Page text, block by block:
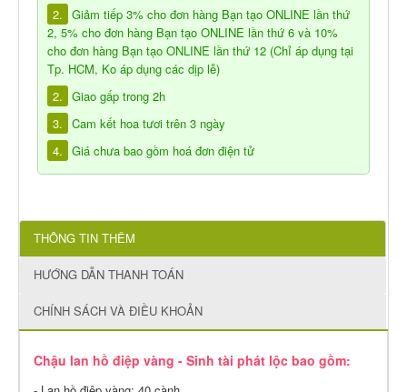
2. Giảm tiếp 3% cho đơn hàng Bạn tạo ONLINE lần thứ
2, 5% cho đơn hàng Bạn tạo ONLINE lần thứ 6 và 10%
cho đơn hàng Bạn tạo ONLINE lần thứ 12 (Chỉ áp dụng tại
Tp. HCM, Ko áp dụng các dịp lễ)
2. Giao gấp trong 2h
3. Cam kết hoa tươi trên 3 ngày
4. Giá chưa bao gồm hoá đơn điện tử
THÔNG TIN THÊM
HƯỚNG DẪN THANH TOÁN
CHÍNH SÁCH VÀ ĐIỀU KHOẢN
Chậu lan hồ điệp vàng - Sinh tài phát lộc bao gồm: